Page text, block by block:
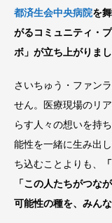
都済生会中央病院を
がるコミュニティ・
ボ」が立ち上がりまし
さいちゅう・ファン
せん。医療現場のリ
らす人々の想いを持
能性を一緒に生み出
ち込むことよりも、
「この人たちがつな
可能性の種を、みん